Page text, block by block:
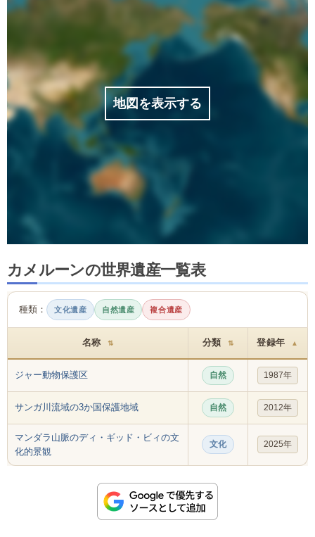
地図を表示する
カメルーンの世界遺産一覧表
種類： 文化遺産 自然遺産 複合遺産
名称 ⇅ 分類 ⇅ 登録年 ▲
ジャー動物保護区 自然 1987年
サンガ川流域の3か国保護地域 自然 2012年
マンダラ山脈のディ・ギッド・ビィの文
化的景観
文化 2025年